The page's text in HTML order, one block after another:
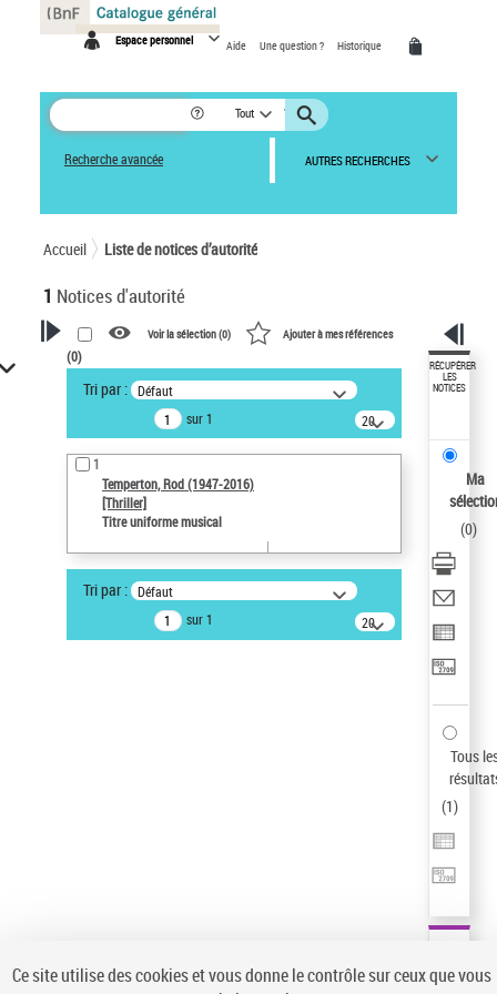
Espace personnel Aide Une question ? Historique
Tout
Recherche avancée AUTRES RECHERCHES
Accueil Liste de notices d’autorité
1 Notices d'autorité
VOTRE RECHERCHE
Recherche avancée dans les
notices d’autorité
Œuvres liées à l'auteur :
Temperton, Rod (1947-2016)
Type de notice d'autorité
Titre uniforme musical
Auteur d’œuvre
Pays
Voir la sélection (0) Ajouter à mes références
(0)
Tri par : Défaut
sur 1
20
résultats/page
1
Temperton, Rod (1947-2016)
[Thriller]
Titre uniforme musical
Tri par : Défaut
sur 1
20
résultats/page
RÉCUPÉRER
LES
NOTICES
Ma
(0)
Tous
(1)
Panneau de gestion des cookies
Ce site utilise des cookies et vous donne le contrôle sur ceux que vous